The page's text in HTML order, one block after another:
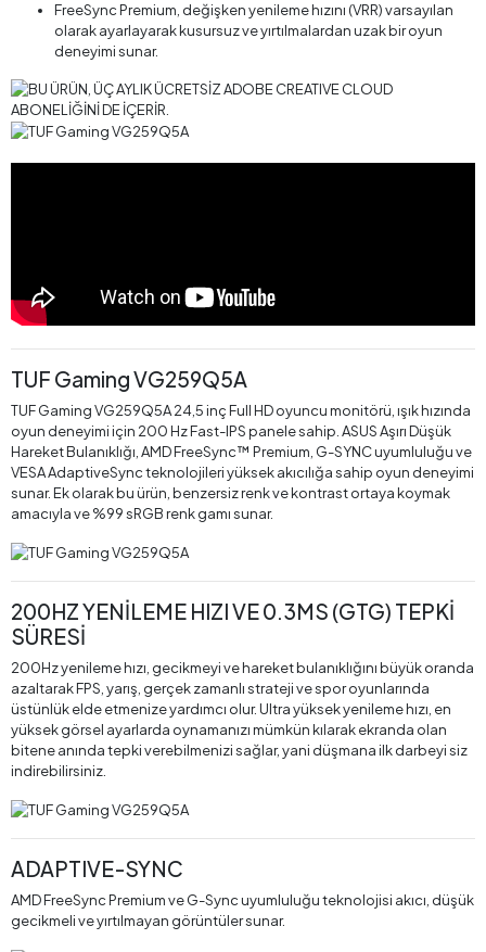
FreeSync Premium, değişken yenileme hızını (VRR) varsayılan
olarak ayarlayarak kusursuz ve yırtılmalardan uzak bir oyun
deneyimi sunar.
TUF Gaming VG259Q5A
TUF Gaming VG259Q5A 24,5 inç Full HD oyuncu monitörü, ışık hızında
oyun deneyimi için 200 Hz Fast-IPS panele sahip. ASUS Aşırı Düşük
Hareket Bulanıklığı, AMD FreeSync™ Premium, G-SYNC uyumluluğu ve
VESA AdaptiveSync teknolojileri yüksek akıcılığa sahip oyun deneyimi
sunar. Ek olarak bu ürün, benzersiz renk ve kontrast ortaya koymak
amacıyla ve %99 sRGB renk gamı sunar.
200HZ YENİLEME HIZI VE 0.3MS (GTG) TEPKİ
SÜRESİ
200Hz yenileme hızı, gecikmeyi ve hareket bulanıklığını büyük oranda
azaltarak FPS, yarış, gerçek zamanlı strateji ve spor oyunlarında
üstünlük elde etmenize yardımcı olur. Ultra yüksek yenileme hızı, en
yüksek görsel ayarlarda oynamanızı mümkün kılarak ekranda olan
bitene anında tepki verebilmenizi sağlar, yani düşmana ilk darbeyi siz
indirebilirsiniz.
ADAPTIVE-SYNC
AMD FreeSync Premium ve G-Sync uyumluluğu teknolojisi akıcı, düşük
gecikmeli ve yırtılmayan görüntüler sunar.